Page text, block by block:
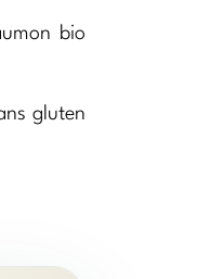
bio
gluten